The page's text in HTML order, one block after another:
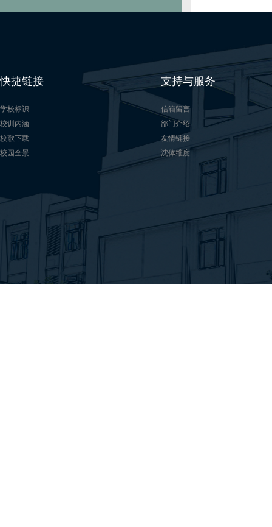
快捷链接
学校标识
校训内涵
校歌下载
校园全景
支持与服务
信箱留言
部门介绍
友情链接
沈体维度